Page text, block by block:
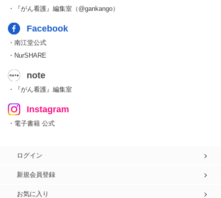
・『がん看護』編集室（@gankango）
Facebook
・南江堂公式
・NurSHARE
note
・『がん看護』編集室
Instagram
・電子書籍 公式
ログイン
新規会員登録
お気に入り